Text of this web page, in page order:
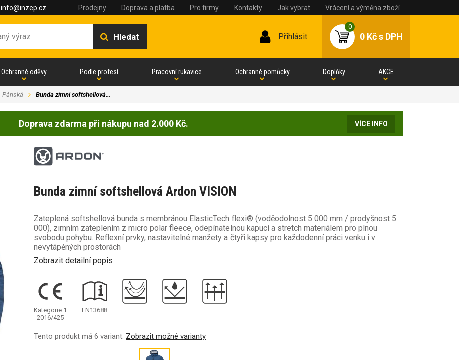
info@inzep.cz Prodejny Doprava a platba Pro firmy Kontakty Jak vybrat Vrácení a výměna zboží
Hledat Přihlásit
0
0 Kčs DPH
Ochranné oděvy Podle profesí Pracovní rukavice Ochranné pomůcky Doplňky AKCE
Pánská Bunda zimní softshellová…
Doprava zdarma při nákupu nad 2.000 Kč. VÍCE INFO
Bunda zimní softshellová Ardon VISION
Zateplená softshellová bunda s membránou ElasticTech flexi® (voděodolnost 5 000 mm / prodyšnost 5
000), zimním zateplením z micro polar fleece, odepínatelnou kapucí a stretch materiálem pro plnou
svobodu pohybu. Reflexní prvky, nastavitelné manžety a čtyři kapsy pro každodenní práci venku i v
nevytápěných prostorách
Zobrazit detailní popis
Kategorie 1
2016/425
EN13688
Tento produkt má 6 variant. Zobrazit možné varianty